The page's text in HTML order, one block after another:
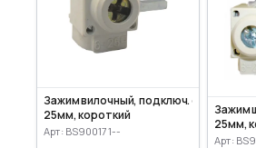
Зажим вилочный, подключ. сбоку, 6-
25мм, короткий
Арт: BS900171--
Зажим
25мм,
Арт: